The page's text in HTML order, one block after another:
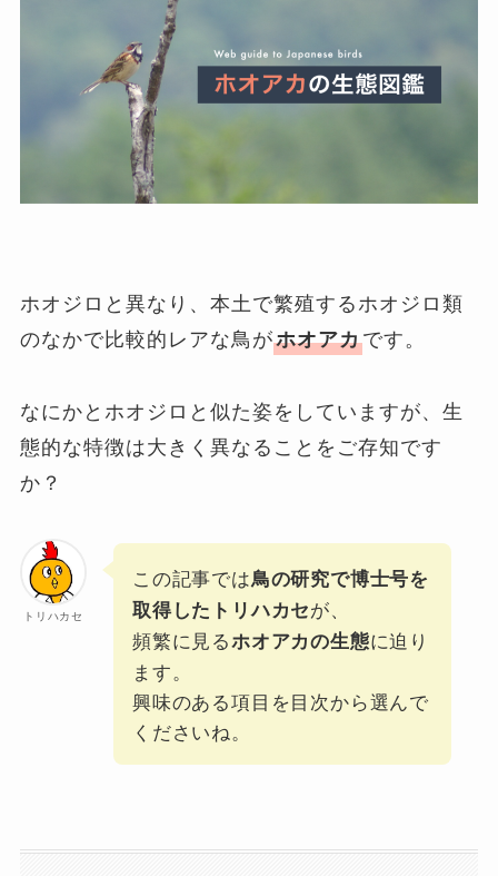
ホオジロと異なり、本土で繁殖するホオジロ類
のなかで比較的レアな鳥がホオアカです。
なにかとホオジロと似た姿をしていますが、生
態的な特徴は大きく異なることをご存知です
か？
トリハカセ
この記事では鳥の研究で博士号を
取得したトリハカセが、
頻繁に見るホオアカの生態に迫り
ます。
興味のある項目を目次から選んで
くださいね。